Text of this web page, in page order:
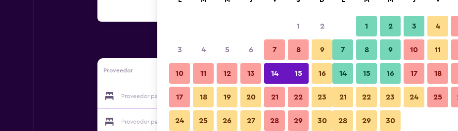
Proveedor
Proveedor para Muuli Hostel Ver precios
Proveedor para Muuli Hostel Ver precios
1 2
3 4 5 6 7 8 9
10 11 12 13 14 15 16
17 18 19 20 21 22 23
24 25 26 27 28 29 30
1 2 3 4
7 8 9 10 11
14 15 16 17 18
21 22 23 24 25
28 29 30